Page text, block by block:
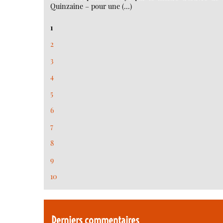
Quinzaine – pour une (…)
1
2
3
4
5
6
7
8
9
10
Derniers commentaires